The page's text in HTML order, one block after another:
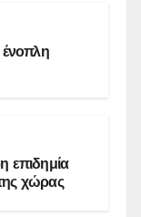
ένοπλη
επιδημία
χώρας